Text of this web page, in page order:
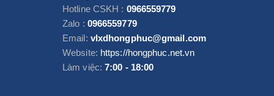
Hotline CSKH : 0966559779
Zalo : 0966559779
Email: vlxdhongphuc@gmail.com
Website: https://hongphuc.net.vn
Làm việc: 7:00 - 18:00